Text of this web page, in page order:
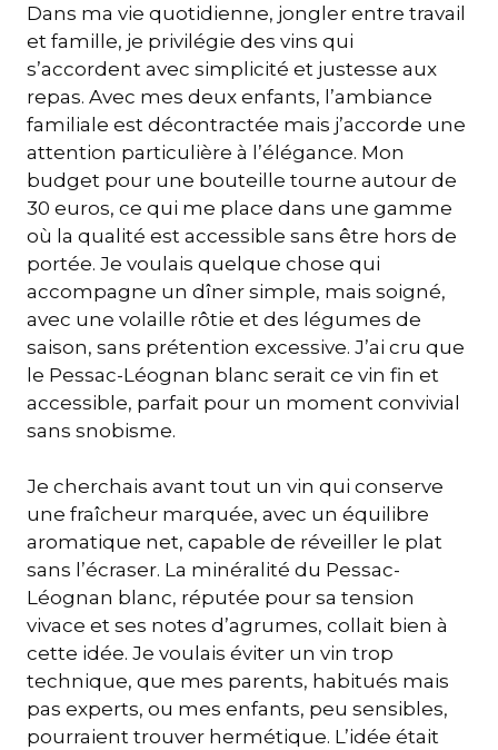
Dans ma vie quotidienne, jongler entre travail
et famille, je privilégie des vins qui
s’accordent avec simplicité et justesse aux
repas. Avec mes deux enfants, l’ambiance
familiale est décontractée mais j’accorde une
attention particulière à l’élégance. Mon
budget pour une bouteille tourne autour de
30 euros, ce qui me place dans une gamme
où la qualité est accessible sans être hors de
portée. Je voulais quelque chose qui
accompagne un dîner simple, mais soigné,
avec une volaille rôtie et des légumes de
saison, sans prétention excessive. J’ai cru que
le Pessac-Léognan blanc serait ce vin fin et
accessible, parfait pour un moment convivial
sans snobisme.
Je cherchais avant tout un vin qui conserve
une fraîcheur marquée, avec un équilibre
aromatique net, capable de réveiller le plat
sans l’écraser. La minéralité du Pessac-
Léognan blanc, réputée pour sa tension
vivace et ses notes d’agrumes, collait bien à
cette idée. Je voulais éviter un vin trop
technique, que mes parents, habitués mais
pas experts, ou mes enfants, peu sensibles,
pourraient trouver hermétique. L’idée était